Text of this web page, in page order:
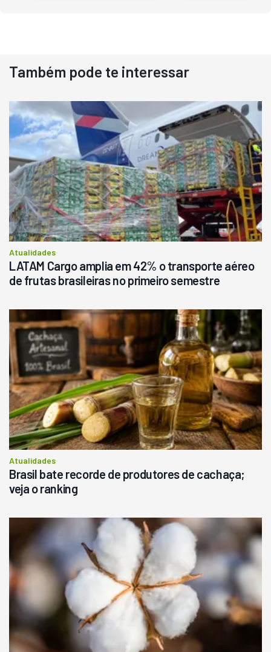
Também pode te interessar
Atualidades
LATAM Cargo amplia em 42% o transporte aéreo
de frutas brasileiras no primeiro semestre
Atualidades
Brasil bate recorde de produtores de cachaça;
veja o ranking